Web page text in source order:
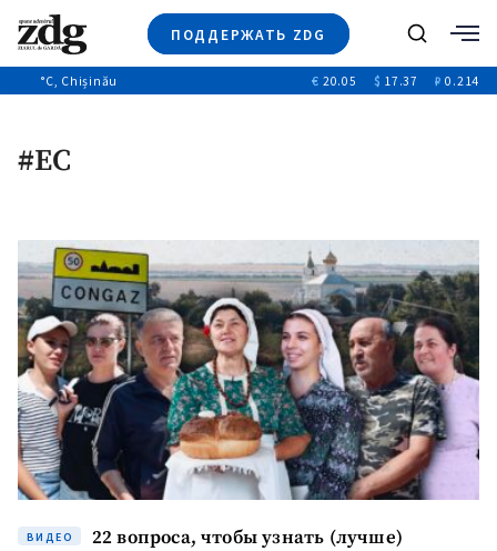
ПОДДЕРЖАТЬ ZDG
Новости
Видео
Выборы 2025
Поиск
°C, Chișinău € 20.05 $ 17.37 ₽ 0.214
#ЕС
ВИДЕО
22 вопроса, чтобы узнать (лучше)